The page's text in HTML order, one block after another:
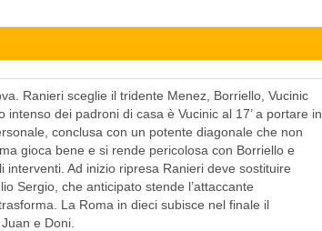
Ranieri sceglie il tridente Menez, Borriello, Vucinic
dei padroni di casa è Vucinic al 17’ a portare in
conclusa con un potente diagonale che non
gioca bene e si rende pericolosa con Borriello e
Ad inizio ripresa Ranieri deve sostituire
Sergio, che anticipato stende l’attaccante
La Roma in dieci subisce nel finale il
e Doni.